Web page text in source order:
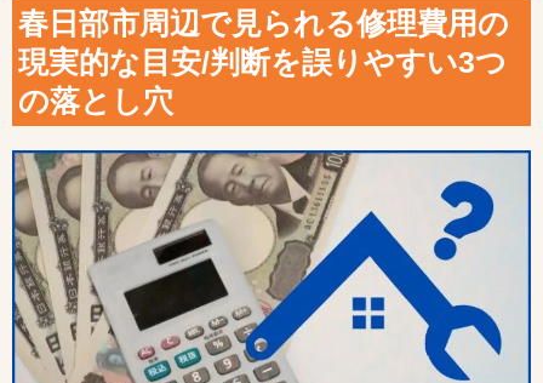
春日部市周辺で見られる修理費用の
現実的な目安/判断を誤りやすい3つ
の落とし穴